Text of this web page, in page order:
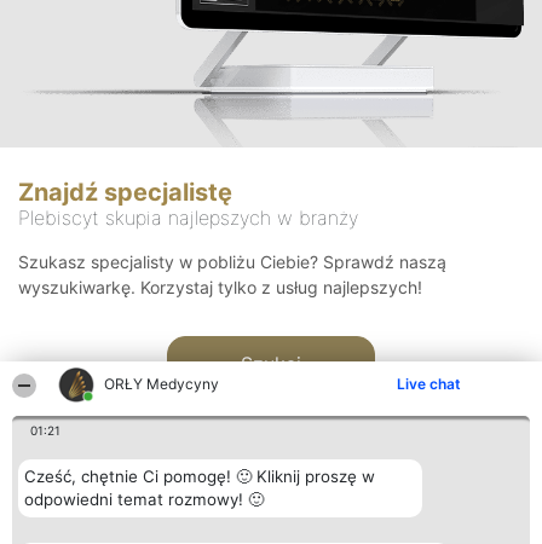
ORŁY Medycyny Live chat
01:21
Cześć, chętnie Ci pomogę! 🙂 Kliknij proszę w
odpowiedni temat rozmowy! 🙂
Znajdź specjalistę
Plebiscyt skupia najlepszych w branży
Szukasz specjalisty w pobliżu Ciebie? Sprawdź naszą
wyszukiwarkę. Korzystaj tylko z usług najlepszych!
Szukaj